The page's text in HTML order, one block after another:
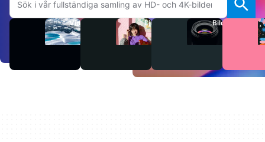
Videor Ljud Bilder